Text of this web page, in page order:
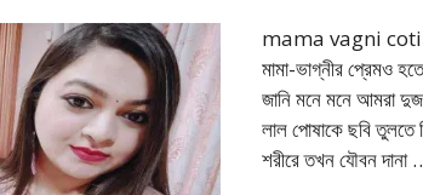
mama vagni coti
মামা-ভাগ্নীর প্রেমও
জানি মনে মনে আমরা
লাল পোষাকে ছবি তুলতে
শরীরে তখন যৌবন দানা